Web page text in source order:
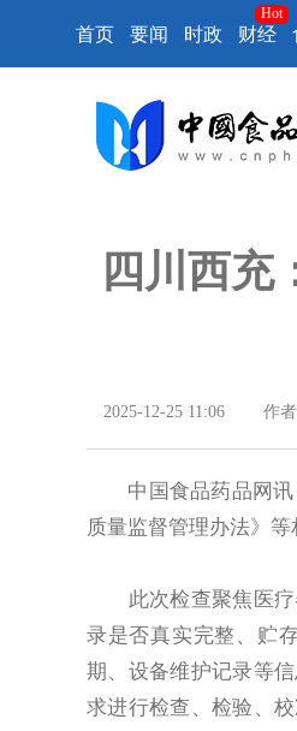
首页 要闻 时政 财经
Hot
四川西充
2025-12-25 11:06 作
中国食品药品网讯
质量监督管理办法》
此次检查聚焦医疗
录是否真实完整、贮
期、设备维护记录等
求进行检查、检验、